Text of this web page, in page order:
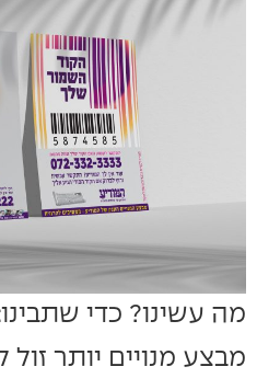
מה עשינו? כדי
מבצע מנויים יותר